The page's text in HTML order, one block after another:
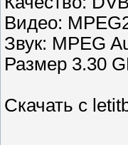
Видео:
Звук: MPEG
Размер 3.30
Скачать с